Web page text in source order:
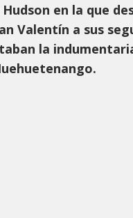
en la que
Valentín a sus
la